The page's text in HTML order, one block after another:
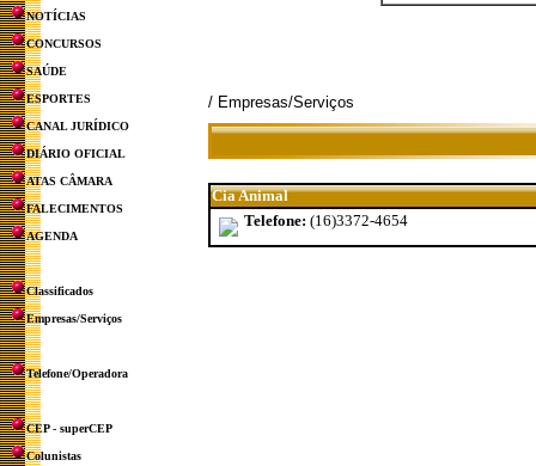
NOTÍCIAS
CONCURSOS
SAÚDE
ESPORTES
CANAL JURÍDICO
DIÁRIO OFICIAL
ATAS CÂMARA
FALECIMENTOS
AGENDA
Classificados
Empresas/Serviços
Telefone/Operadora
CEP - superCEP
Colunistas
/ Empresas/Serviços
Cia Animal
Telefone: (16)3372-4654